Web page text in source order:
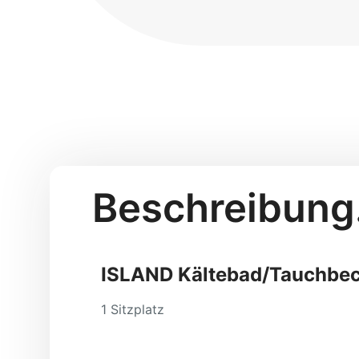
ISLAND Kältebad/
1 Sitzplatz